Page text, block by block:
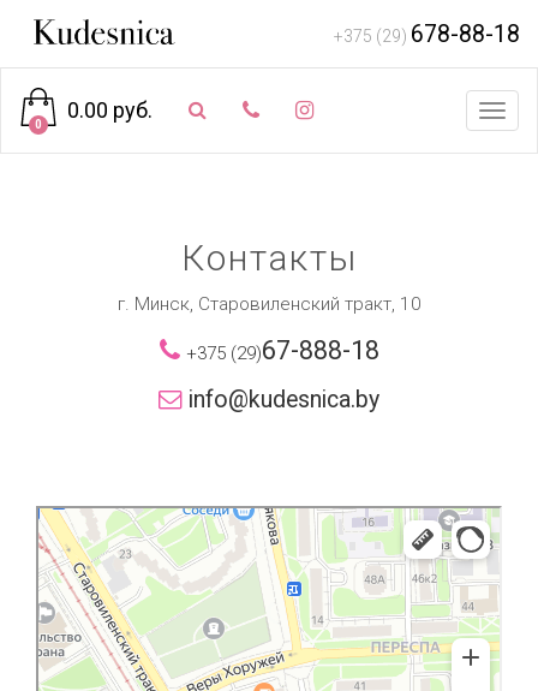
+375 (29) 678-88-18
0
0.00 руб.
Контакты
г. Минск, Старовиленский тракт, 10
+375 (29)67-888-18
info@kudesnica.by
Минск
Яндекс Карты — транспорт, навигация, поиск мест